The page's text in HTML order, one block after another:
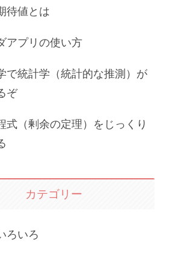
待値とは
アプリの使い方
で統計学（統計的な推測）が
ぞ
式（剰余の定理）をじっくり
カテゴリー
ろいろ